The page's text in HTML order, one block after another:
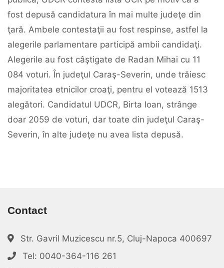
fost depusă candidatura în mai multe judeţe din
ţară. Ambele contestaţii au fost respinse, astfel la
alegerile parlamentare participă ambii candidaţi.
Alegerile au fost câştigate de Radan Mihai cu 11
084 voturi. În judeţul Caraş-Severin, unde trăiesc
majoritatea etnicilor croaţi, pentru el votează 1513
alegători. Candidatul UDCR, Birta Ioan, strânge
doar 2059 de voturi, dar toate din judeţul Caraş-
Severin, în alte judeţe nu avea lista depusă.
Contact
Str. Gavril Muzicescu nr.5, Cluj-Napoca 400697
Tel: 0040-364-116 261